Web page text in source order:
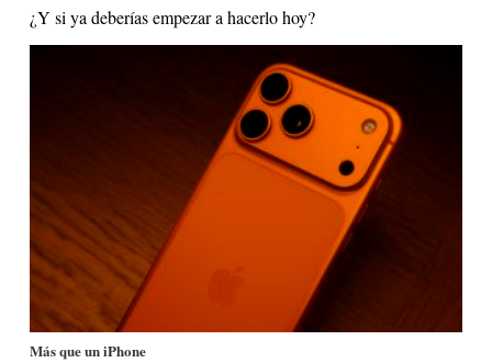
¿Y si ya deberías empezar a hacerlo hoy?
Más que un iPhone